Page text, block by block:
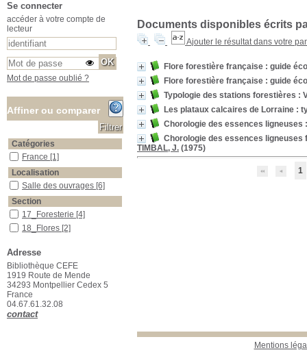
Documents disponibles écrits
Ajouter le résultat dans votre
Flore forestière française : guide
Flore forestière française : guide
Typologie des stations forestières :
Les plataux calcaires de Lorraine :
Chorologie des essences ligneuses
Chorologie des essences
TIMBAL, J. (1975)
1
Mentions
Se connecter
accéder à votre compte de
lecteur
Mot de passe oublié ?
Affiner ou comparer
Catégories
FranceFrance [1]
Localisation
Salle des ouvrages
Salle des ouvrages [6]
Section
17_Foresterie
17_Foresterie [4]
18_Flores
18_Flores [2]
Adresse
Bibliothèque CEFE
1919 Route de Mende
34293 Montpellier Cedex 5
France
04.67.61.32.08
contact